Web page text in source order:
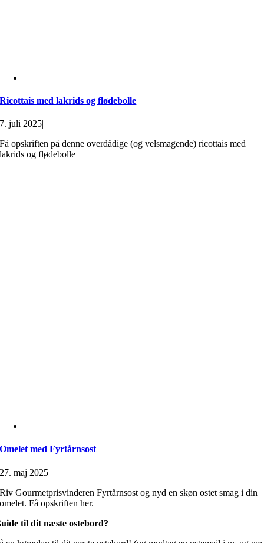
Ricottais med lakrids og flødebolle
7. juli 2025|
Få opskriften på denne overdådige (og velsmagende) ricottais med
lakrids og flødebolle
Omelet med Fyrtårnsost
27. maj 2025|
Riv Gourmetprisvinderen Fyrtårnsost og nyd en skøn ostet smag i din
omelet. Få opskriften her.
til dit næste ostebord?